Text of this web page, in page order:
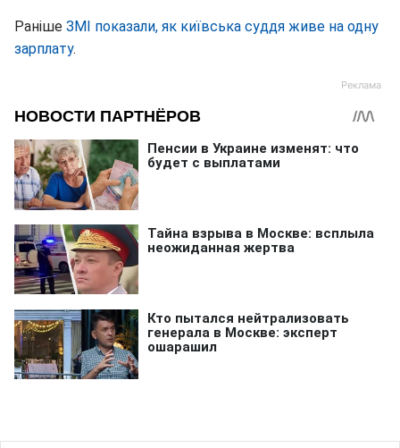
Раніше ЗМІ показали, як київська суддя живе на одну
зарплату.